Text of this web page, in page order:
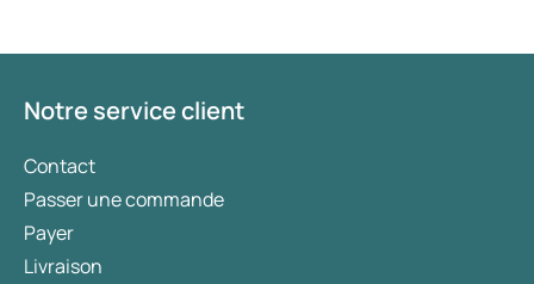
d’utilisation de médicaments.
Notre service client
Contact
Passer une commande
Payer
Livraison